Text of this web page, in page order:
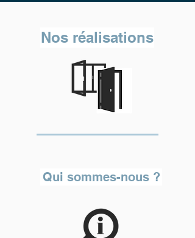
Nos réalisations
Qui sommes-nous ?